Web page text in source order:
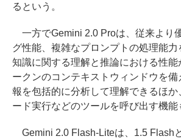
るという。
一方でGemini 2.0 Proは、従来より
グ性能、複雑なプロンプトの処理能
知識に関する理解と推論における性能
ークンのコンテキストウィンドウを
報を包括的に分析して理解できるほか
ード実行などのツールを呼び出す機能
Gemini 2.0 Flash-Liteは、1.5 Flash